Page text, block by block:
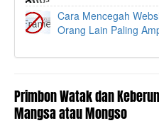
Cara Mencegah
Orang Lain Paling
Primbon Watak dan
Mangsa atau Mongso